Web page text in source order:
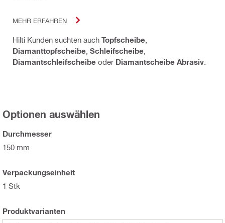
MEHR ERFAHREN
Hilti Kunden suchten auch Topfscheibe
Diamanttopfscheibe Schleifscheibe
Diamantschleifscheibe oder Diamantscheibe Abrasiv
Optionen auswählen
Durchmesser
150 mm
Verpackungseinheit
1 Stk
Produktvarianten